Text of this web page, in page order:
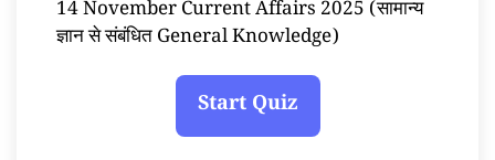
14 November Current Affairs 2025 (सामान्य
ज्ञान से संबंधित General Knowledge)